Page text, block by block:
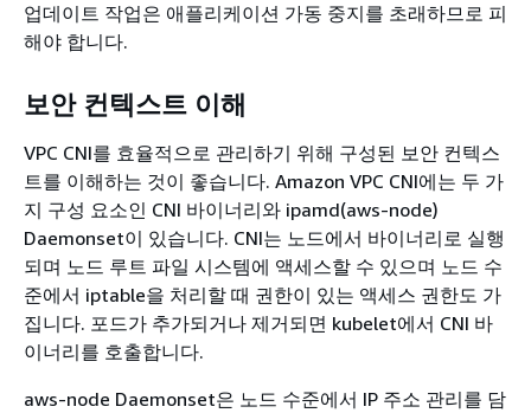
업데이트 작업은 애플리케이션 가동 중지를 초래하므로 피
해야 합니다.
보안 컨텍스트 이해
VPC CNI를 효율적으로 관리하기 위해 구성된 보안 컨텍스
트를 이해하는 것이 좋습니다. Amazon VPC CNI에는 두 가
지 구성 요소인 CNI 바이너리와 ipamd(aws-node)
Daemonset이 있습니다. CNI는 노드에서 바이너리로 실행
되며 노드 루트 파일 시스템에 액세스할 수 있으며 노드 수
준에서 iptable을 처리할 때 권한이 있는 액세스 권한도 가
집니다. 포드가 추가되거나 제거되면 kubelet에서 CNI 바
이너리를 호출합니다.
aws-node Daemonset은 노드 수준에서 IP 주소 관리를 담